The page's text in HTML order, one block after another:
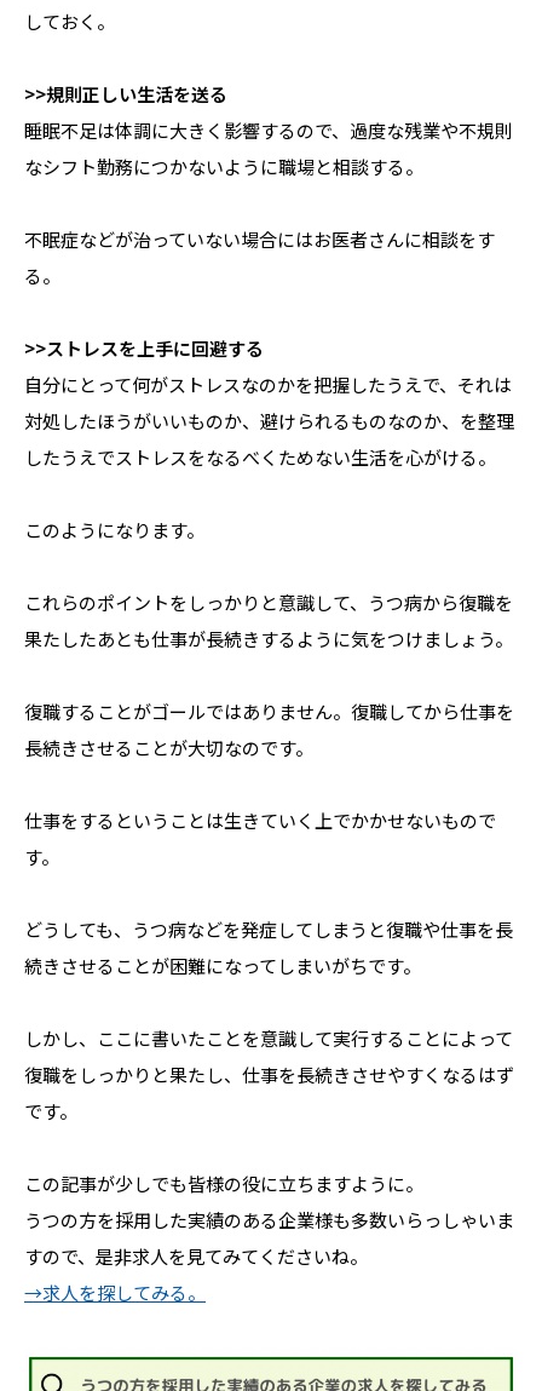
しておく。
>>規則正しい生活を送る
睡眠不足は体調に大きく影響するので、過度な残業や不規則
なシフト勤務につかないように職場と相談する。
不眠症などが治っていない場合にはお医者さんに相談をす
る。
>>ストレスを上手に回避する
自分にとって何がストレスなのかを把握したうえで、それは
対処したほうがいいものか、避けられるものなのか、を整理
したうえでストレスをなるべくためない生活を心がける。
このようになります。
これらのポイントをしっかりと意識して、うつ病から復職を
果たしたあとも仕事が長続きするように気をつけましょう。
復職することがゴールではありません。復職してから仕事を
長続きさせることが大切なのです。
仕事をするということは生きていく上でかかせないもので
す。
どうしても、うつ病などを発症してしまうと復職や仕事を長
続きさせることが困難になってしまいがちです。
しかし、ここに書いたことを意識して実行することによって
復職をしっかりと果たし、仕事を長続きさせやすくなるはず
です。
この記事が少しでも皆様の役に立ちますように。
うつの方を採用した実績のある企業様も多数いらっしゃいま
すので、是非求人を見てみてくださいね。
→求人を探してみる。